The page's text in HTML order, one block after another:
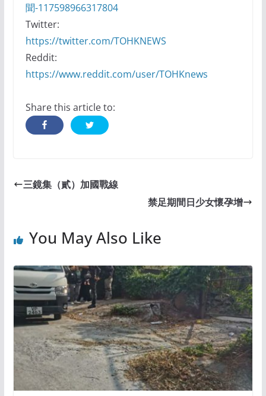
聞-117598966317804
Twitter:
https://twitter.com/TOHKNEWS
Reddit:
https://www.reddit.com/user/TOHKnews
Share this article to:
三鏡集（貳）加國戰線
禁足期間日少女懷孕增
You May Also Like